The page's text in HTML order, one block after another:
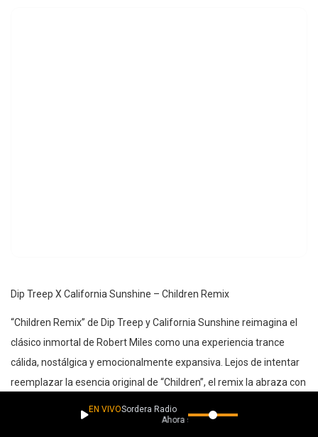
Dip Treep X California Sunshine – Children Remix
“Children Remix” de Dip Treep y California Sunshine reimagina el
clásico inmortal de Robert Miles como una experiencia trance
cálida, nostálgica y emocionalmente expansiva. Lejos de intentar
reemplazar la esencia original de “Children”, el remix la abraza con
luminoso y energía eufórica.
EN VIVOSordera Radio
Ahora suena